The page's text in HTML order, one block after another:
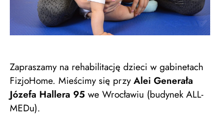
Zapraszamy na rehabilitację dzieci w gabinetach
FizjoHome. Mieścimy się przyAlei Generała
Józefa Hallera 95 we Wrocławiu (budynek ALL-
MEDu).